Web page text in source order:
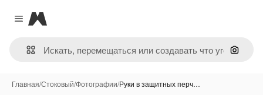
Close menu
Magnific
Поиск
Главная/Стоковый/Фотографии/Руки в защитных перч…